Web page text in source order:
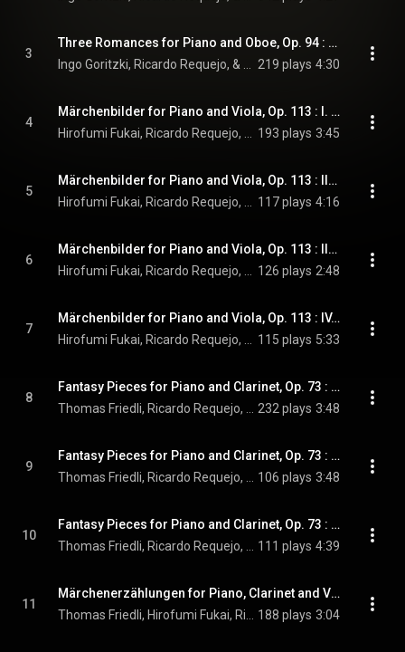
3
Three Romances for Piano and Oboe, Op. 94 : III. Nicht schnell (feat. Ricardo Requejo)
219 plays 4:30
4
Märchenbilder for Piano and Viola, Op. 113 : I. Nicht schnell
193 plays 3:45
5
Märchenbilder for Piano and Viola, Op. 113 : II. Lebhaft
117 plays 4:16
6
Märchenbilder for Piano and Viola, Op. 113 : III. Rasch
126 plays 2:48
7
Märchenbilder for Piano and Viola, Op. 113 : IV. Langsam mit melancholischem Ausdruck
115 plays 5:33
8
Fantasy Pieces for Piano and Clarinet, Op. 73 : I. Zart und mit Ausdruck
232 plays 3:48
9
Fantasy Pieces for Piano and Clarinet, Op. 73 : II. Lebhaft, leicht
106 plays 3:48
10
Fantasy Pieces for Piano and Clarinet, Op. 73 : III. Rasch, mit Feuer
111 plays 4:39
11
Märchenerzählungen for Piano, Clarinet and Viola, Op. 132 : I. Lebhaft, nicht zu schnell
188 plays 3:04